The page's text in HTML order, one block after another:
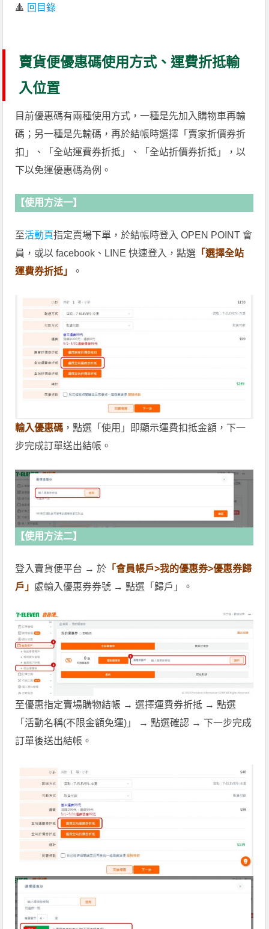
🔺 回目錄
賣貨便優惠碼使用方式、運費折抵輸
入位置
目前優惠碼有兩種使用方式，一種是先加入購物車再輸
碼；另一種是先輸碼，再於結帳時選擇「賣家折價券折
扣」、「全站運費券折抵」、「全站折價券折抵」，以
下以免運優惠碼為例。
【使用方法一】
至活動頁指定賣場下單，於結帳時登入 OPEN POINT 會
員，或以 facebook、LINE 快速登入，點選 「選擇全站
運費券折抵」
。
輸入優惠碼 ，點選「使用」即顯示運費扣抵金額，下一
步完成訂單送出結帳。
【使用方法二】
登入賣貨便平台 → 於 「會員帳戶>我的優惠券>優惠券歸
戶」 處輸入優惠券券號 → 點選「歸戶」。
至優惠指定賣場購物結帳 → 選擇運費券折抵 → 點選
「活動名稱(不限金額免運)」 → 點選確認 → 下一步完成
訂單後送出結帳。